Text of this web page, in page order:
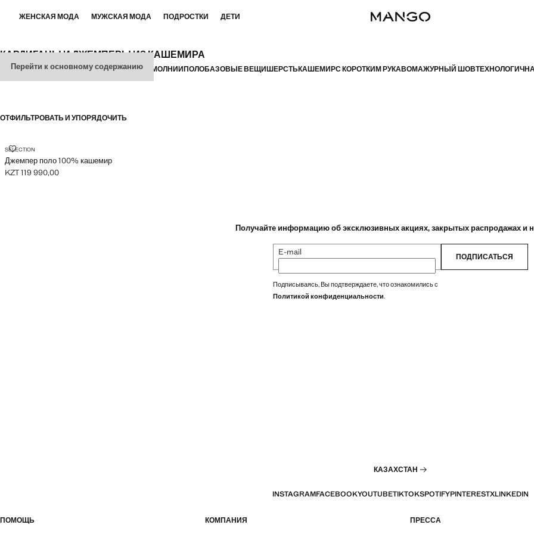
Перейти к основному содержанию
ЖЕНСКАЯ МОДА МУЖСКАЯ МОДА ПОДРОСТКИ ДЕТИ
КАРДИГАНЫ И ДЖЕМПЕРЫ ИЗ КАШЕМИРА
ВСЕСВИТЕРЫКАРДИГАНЫВОРОТНИК НА МОЛНИИПОЛОБАЗОВЫЕ ВЕЩИШЕРСТЬКАШЕМИРС КОРОТКИМ РУКАВОМАЖУРНЫЙ ШОВ
ОТФИЛЬТРОВАТЬ И УПОРЯДОЧИТЬ
SELECTION
Джемпер поло 100% кашемир
ДЖЕМПЕР ПОЛО 100% КАШЕМИР
Текущая цена [KZT 119 990,00 ]
KZT 119 990,00
Получайте информацию об эксклюзивных акциях, закрытых распродажах и
E-mail ПОДПИСАТЬСЯ
Подписываясь, Вы подтверждаете, что ознакомились с
Политикой конфиденциальности.
КАЗАХСТАН
INSTAGRAMFACEBOOKYOUTUBETIKTOKSPOTIFYPINTERESTXLINKEDIN
ПОМОЩЬ КОМПАНИЯ ПРЕССА